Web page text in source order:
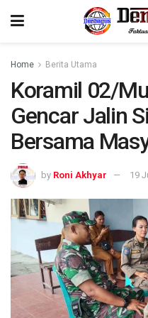
Home Berita Utama
Koramil 02/
Gencar Jalin
Bersama
by Roni Akhyar 19